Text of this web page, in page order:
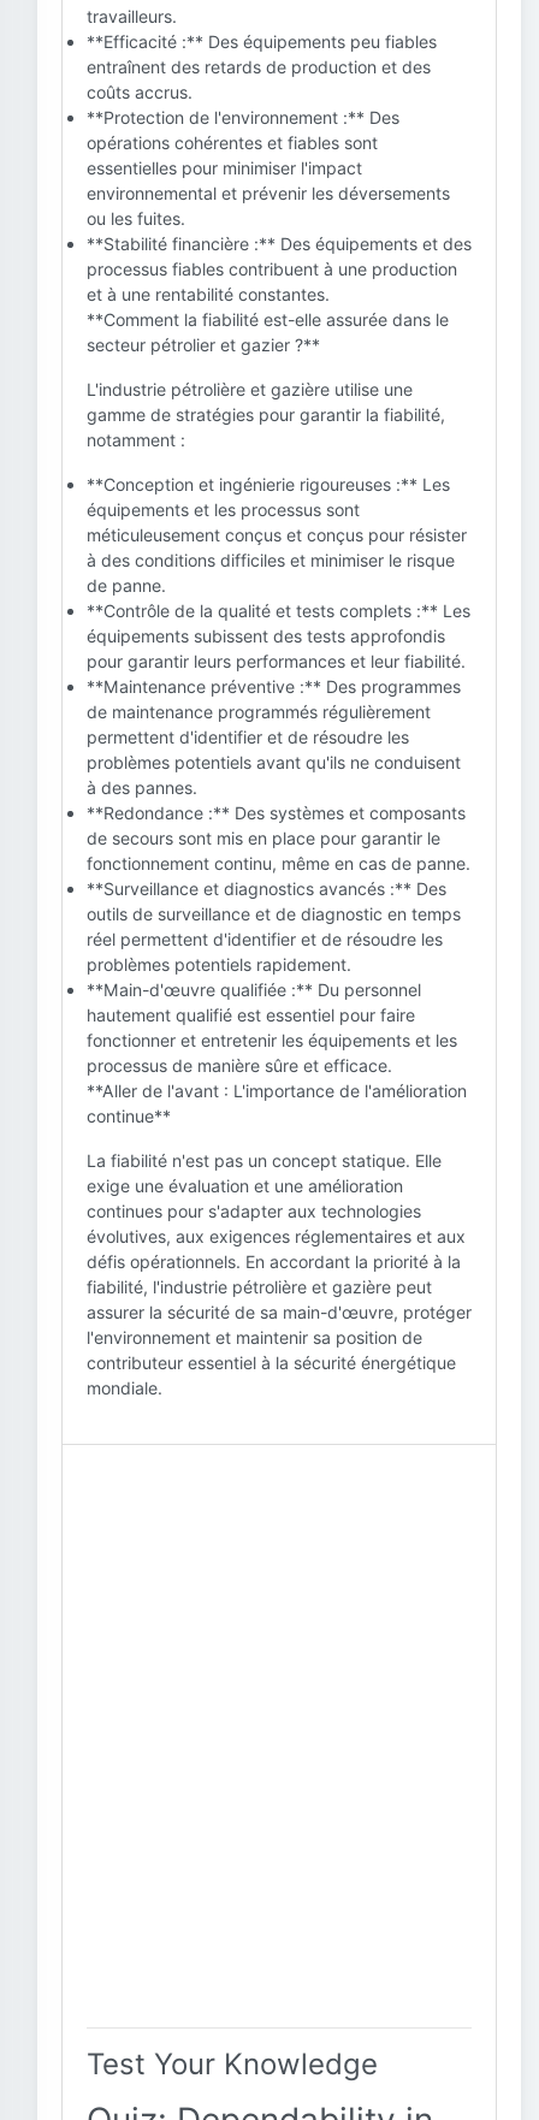
travailleurs.
**Efficacité :** Des équipements peu fiables
entraînent des retards de production et des
coûts accrus.
**Protection de l'environnement :** Des
opérations cohérentes et fiables sont
essentielles pour minimiser l'impact
environnemental et prévenir les déversements
ou les fuites.
**Stabilité financière :** Des équipements et des
processus fiables contribuent à une production
et à une rentabilité constantes.
**Comment la fiabilité est-elle assurée dans le
secteur pétrolier et gazier ?**
L'industrie pétrolière et gazière utilise une
gamme de stratégies pour garantir la fiabilité,
notamment :
**Conception et ingénierie rigoureuses :** Les
équipements et les processus sont
méticuleusement conçus et conçus pour résister
à des conditions difficiles et minimiser le risque
de panne.
**Contrôle de la qualité et tests complets :** Les
équipements subissent des tests approfondis
pour garantir leurs performances et leur fiabilité.
**Maintenance préventive :** Des programmes
de maintenance programmés régulièrement
permettent d'identifier et de résoudre les
problèmes potentiels avant qu'ils ne conduisent
à des pannes.
**Redondance :** Des systèmes et composants
de secours sont mis en place pour garantir le
fonctionnement continu, même en cas de panne.
**Surveillance et diagnostics avancés :** Des
outils de surveillance et de diagnostic en temps
réel permettent d'identifier et de résoudre les
problèmes potentiels rapidement.
**Main-d'œuvre qualifiée :** Du personnel
hautement qualifié est essentiel pour faire
fonctionner et entretenir les équipements et les
processus de manière sûre et efficace.
**Aller de l'avant : L'importance de l'amélioration
continue**
La fiabilité n'est pas un concept statique. Elle
exige une évaluation et une amélioration
continues pour s'adapter aux technologies
évolutives, aux exigences réglementaires et aux
défis opérationnels. En accordant la priorité à la
fiabilité, l'industrie pétrolière et gazière peut
assurer la sécurité de sa main-d'œuvre, protéger
l'environnement et maintenir sa position de
contributeur essentiel à la sécurité énergétique
mondiale.
Test Your Knowledge